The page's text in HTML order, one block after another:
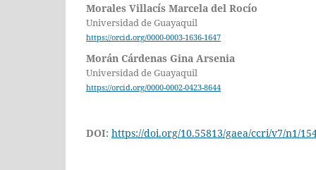
Morales Villacís Marcela del Rocío
Universidad de Guayaquil
https://orcid.org/0000-0003-1636-1647
Morán Cárdenas Gina Arsenia
Universidad de Guayaquil
https://orcid.org/0000-0002-0423-8644
DOI: https://doi.org/10.55813/gaea/ccri/v7/n1/